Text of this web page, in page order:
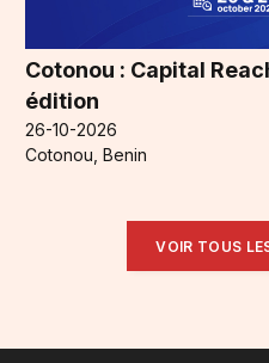
Cotonou : Capital
édition
26-10-2026
Cotonou, Benin
VOIR TOUS